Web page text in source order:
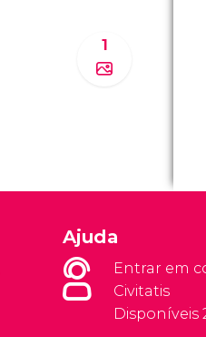
1
Ajuda
Entrar em
Civitatis
Disponíveis